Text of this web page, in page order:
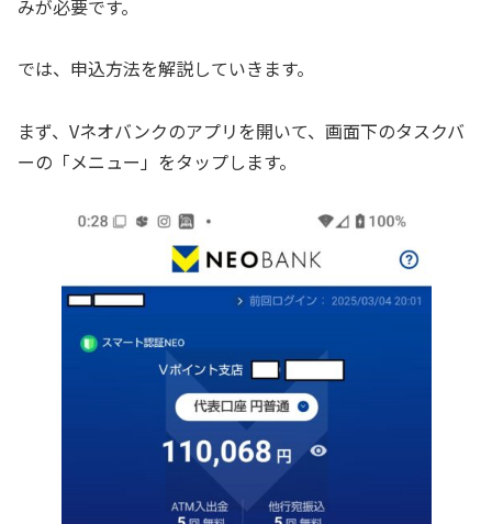
みが必要です。
では、申込方法を解説していきます。
まず、Vネオバンクのアプリを開いて、画面下のタスクバ
ーの「メニュー」をタップします。